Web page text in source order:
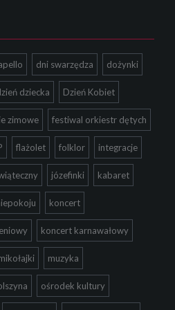
dni swarzędza dożynki
dziecka Dzień Kobiet
zimowe festiwal orkiestr dętych
flażolet folklor integracje
józefinki kabaret
koncert
koncert karnawałowy
muzyka
ośrodek kultury